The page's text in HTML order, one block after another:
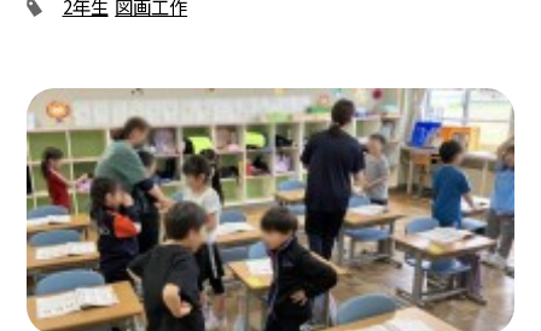
2年生 図画工作